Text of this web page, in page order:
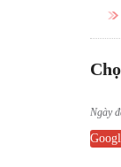
Ngày